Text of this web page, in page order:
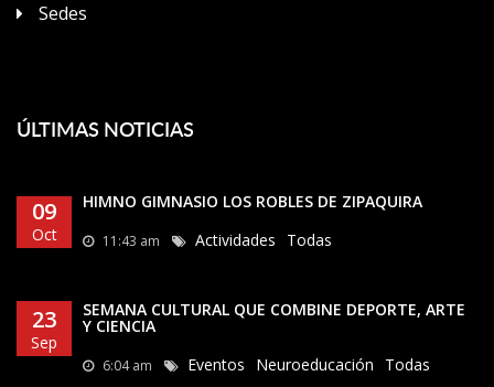
Sedes
ÚLTIMAS NOTICIAS
09
Oct
HIMNO GIMNASIO LOS ROBLES DE ZIPAQUIRÁ
11:43 am Actividades Todas
23
Sep
SEMANA CULTURAL QUE COMBINE DEPORTE, ARTE
Y CIENCIA
6:04 am Eventos Neuroeducación Todas